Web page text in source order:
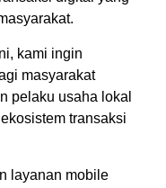
kami ingin
masyarakat
pelaku usaha lokal
transaksi
layanan mobile